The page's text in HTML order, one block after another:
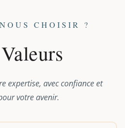
CHOISIR ?
expertise, avec confiance et
votre avenir.